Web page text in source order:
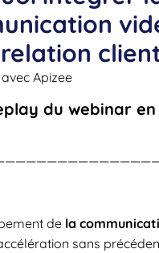
Apizee
du webinar
de la
sans